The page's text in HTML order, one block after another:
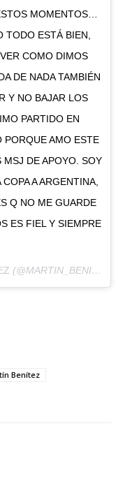
MOMENTOS…
TODO ESTÁ BIEN,
COMO DIMOS
DE NADA TAMBIÉN
Y NO BAJAR LOS
PARTIDO EN
PORQUE AMO ESTE
DE APOYO. SOY
A ARGENTINA,
Q NO ME GUARDE
ES FIEL Y SIEMPRE
(@MARTIN_BENITEZ29) ON
Benítez